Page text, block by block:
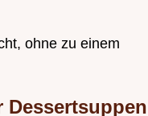
ohne zu einem